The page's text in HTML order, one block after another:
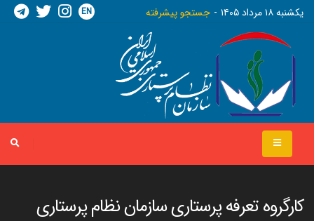
يکشنبه ١٨ مرداد ١٤٠٥ جستجو پیشرفته EN
کارگروه تعرفه پرستاری سازمان نظام پرستاری